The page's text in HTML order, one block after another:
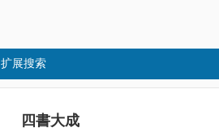
扩展搜索
四書大成